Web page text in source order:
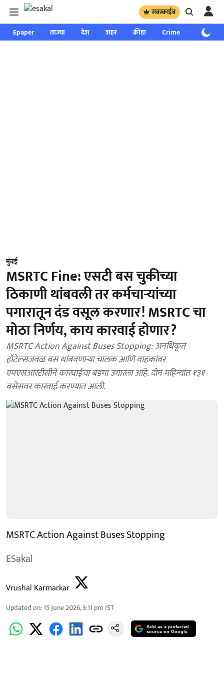
सबस्क्राईब
Epaper ताज्या देश शहर क्रीडा Crime साप्ताहिक
मुंबई
MSRTC Fine: एसटी बस चुकीच्या
ठिकाणी थांबवली तर कर्मचाऱ्यांच्या
पगारातून दंड वसूल करणार! MSRTC चा
मोठा निर्णय, काय कारवाई होणार?
MSRTC Action Against Buses Stopping: अनधिकृत
हॉटेल्सजवळ बस थांबवणाऱ्या चालक आणि वाहकांवर
एमएसआरटीसीने कारवाईचा बडगा उगारला आहे. दोन महिन्यांत १३१
बसेसवर कारवाई करण्यात आली.
MSRTC Action Against Buses Stopping
ESakal
Vrushal Karmarkar
Updated on:15 June 2026, 3:11 pm IST
Add as a preferred
source on Google